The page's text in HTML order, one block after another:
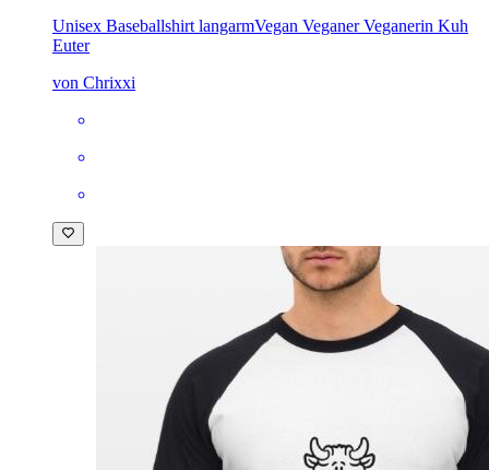
Unisex Baseballshirt langarmVegan Veganer Veganerin Kuh
Euter
von Chrixxi